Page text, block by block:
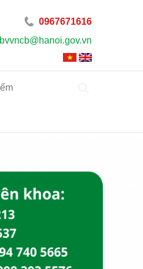
0967671616
bvvncb@hanoi.gov.vn